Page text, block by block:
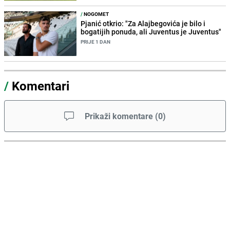
/NOGOMET
Pjanić otkrio: "Za Alajbegovića je bilo i
bogatijih ponuda, ali Juventus je Juventus"
PRIJE 1 DAN
/ Komentari
Prikaži komentare (0)